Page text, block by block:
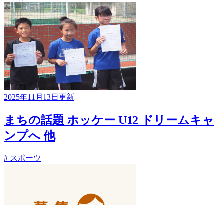
2025年11月13日更新
まちの話題 ホッケー U12 ドリームキャ
ンプへ 他
# スポーツ